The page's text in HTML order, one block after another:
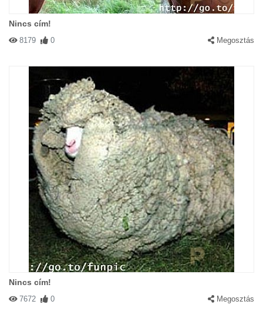
Nincs cím!
8179 0 Megosztás
Nincs cím!
7672 0 Megosztás